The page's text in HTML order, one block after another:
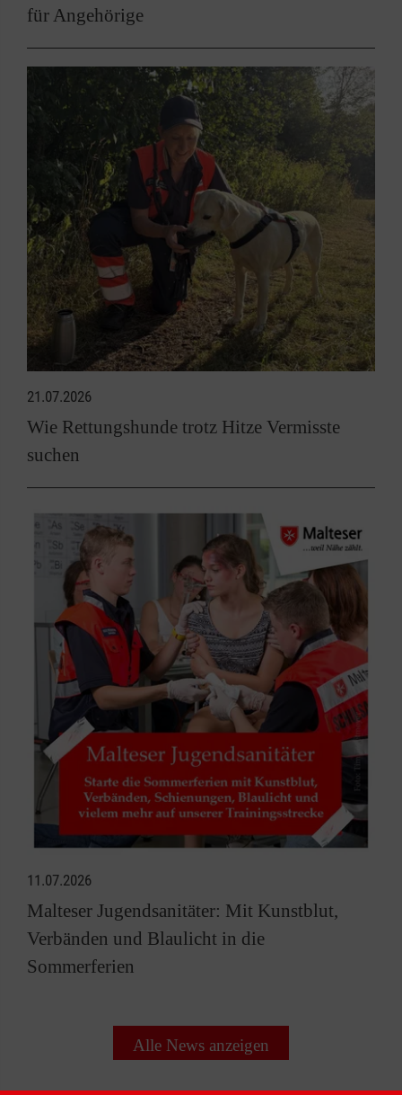
für Angehörige
21.07.2026
Wie Rettungshunde trotz Hitze Vermisste
suchen
11.07.2026
Malteser Jugendsanitäter: Mit Kunstblut,
Verbänden und Blaulicht in die
Sommerferien
Alle News anzeigen